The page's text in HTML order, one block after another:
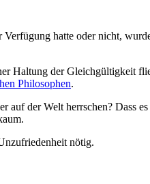
hatte oder nicht,
Haltung der Gleichgültigkeit
Philosophen.
der Welt herrschen? Dass
nötig.